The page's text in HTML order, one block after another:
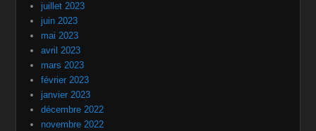
juillet 2023
juin 2023
mai 2023
avril 2023
mars 2023
février 2023
janvier 2023
décembre 2022
novembre 2022